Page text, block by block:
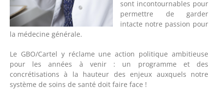
sont incontournables pour
permettre de garder
intacte notre passion pour
la médecine générale.
Le GBO/Cartel y réclame une action politique ambitieuse
pour les années à venir : un programme et des
concrétisations à la hauteur des enjeux auxquels notre
système de soins de santé doit faire face !